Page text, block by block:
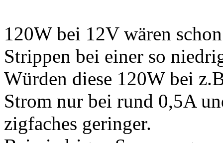
120W bei 12V wären
Strippen bei einer so
Würden diese 120W bei
Strom nur bei rund 0,5A
zigfaches geringer.